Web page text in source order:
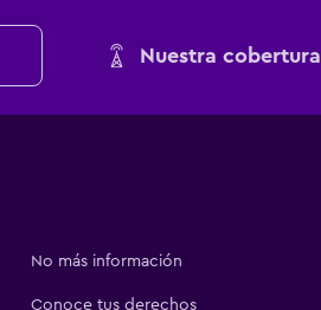
Nuestra cobertura
No más información
Conoce tus derechos